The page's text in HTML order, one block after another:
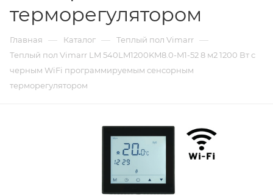
терморегулятором
Главная — Каталог — Теплый пол Vimarr —
Теплый пол Vimarr LM 540LM1200KM8.0-M1-52 8 м2 1200 Вт с
черным WiFi программируемым сенсорным
терморегулятором